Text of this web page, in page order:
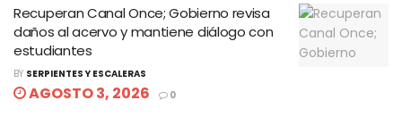
Recuperan Canal Once; Gobierno revisa
daños al acervo y mantiene diálogo con
estudiantes
BY SERPIENTES Y ESCALERAS
AGOSTO 3, 2026 0